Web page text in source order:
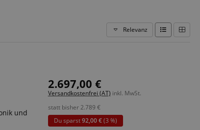
Relevanz
und
2.697,00 €
Versandkostenfrei (AT) inkl. MwSt.
statt bisher2.789 €
Du sparst92,00 €(3 %)